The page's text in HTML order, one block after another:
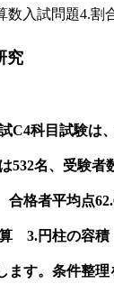
数入試問題4.割
究
C4科目試験は
532名、受験者
格者平均点
3.円柱の容積
す。条件整理